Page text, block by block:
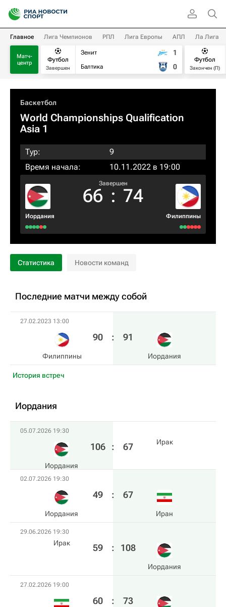
Главное Лига Чемпионов РПЛ Лига Европы АПЛ Ла Лига
Матч-
центр
Футбол
Завершен
Зенит
Балтика
1
0
Футбол
Закончен (П)
Баскетбол
World Championships Qualification
Asia 1
Тур:
9
Время начала:
10.11.2022 в 19:00
Иордания
Завершен
66 : 74
Филиппины
Статистика Новости команд
Последние матчи между собой
27.02.2023 13:00
Филиппины
90 : 91
Иордания
История встреч
Иордания
05.07.2026 19:30
Иордания
106 : 67 Ирак
02.07.2026 19:30
Иордания
49 : 67
Иран
29.06.2026 19:30
Ирак 59 : 108
Иордания
27.02.2026 19:00
60 : 73